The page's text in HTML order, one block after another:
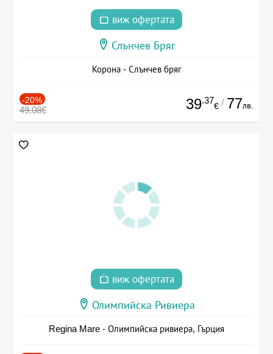
виж офертата
Слънчев Бряг
Корона - Слънчев бряг
-20%
49.08€ 39.37
€ / 77лв.
виж офертата
Олимпийска Ривиера
Regina Mare - Олимпийска ривиера, Гърция